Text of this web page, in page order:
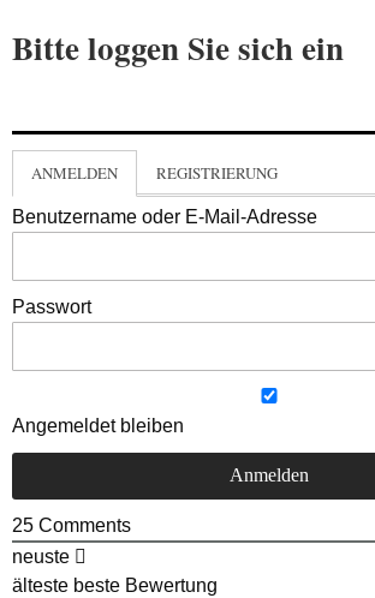
Bitte loggen Sie sich ein
ANMELDEN REGISTRIERUNG
Benutzername oder E-Mail-Adresse
Passwort
Angemeldet bleiben
25 Comments
neuste
älteste beste Bewertung